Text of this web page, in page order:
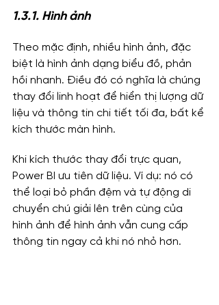
1.3.1. Hình ảnh
Theo mặc định, nhiều hình ảnh, đặc
biệt là hình ảnh dạng biểu đồ, phản
hồi nhanh. Điều đó có nghĩa là chúng
thay đổi linh hoạt để hiển thị lượng dữ
liệu và thông tin chi tiết tối đa, bất kể
kích thước màn hình.
Khi kích thước thay đổi trực quan,
Power BI ưu tiên dữ liệu. Ví dụ: nó có
thể loại bỏ phần đệm và tự động di
chuyển chú giải lên trên cùng của
hình ảnh để hình ảnh vẫn cung cấp
thông tin ngay cả khi nó nhỏ hơn.